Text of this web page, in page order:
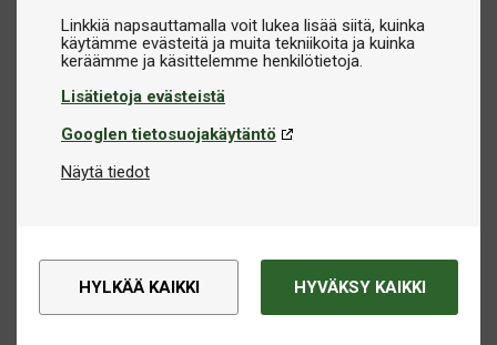
Linkkiä napsauttamalla voit lukea lisää siitä, kuinka
käytämme evästeitä ja muita tekniikoita ja kuinka
Lisätietoja evästeistä
Googlen tietosuojakäytäntö
Näytä tiedot
HYLKÄÄ KAIKKI HYVÄKSY KAIKKI